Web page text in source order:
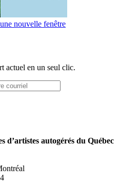
nouvelle fenêtre
actuel en un seul clic.
d’artistes autogérés du Québec